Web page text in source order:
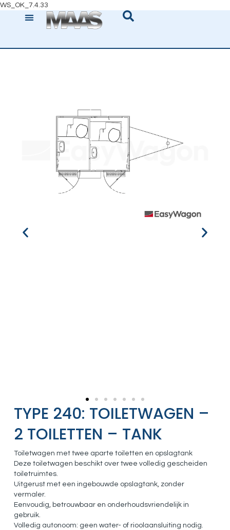
WS_OK_7.4.33
TYPE 240: TOILETWAGEN –
2 TOILETTEN – TANK
Toiletwagen met twee aparte toiletten en opslagtank
Deze toiletwagen beschikt over twee volledig gescheiden
toiletruimtes.
Uitgerust met een ingebouwde opslagtank, zonder
vermaler.
Eenvoudig, betrouwbaar en onderhoudsvriendelijk in
gebruik.
Volledig autonoom: geen water- of rioolaansluiting nodig.